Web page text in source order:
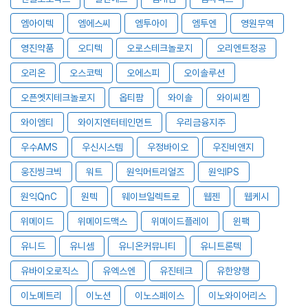
엠아이텍 엠에스씨 엠투아이 엠투엔 영원무역
영진약품 오디텍 오로스테크놀로지 오리엔트정공
오리온 오스코텍 오에스피 오이솔루션
오픈엣지테크놀로지 옵티팜 와이솔 와이씨켐
와이엠티 와이지엔터테인먼트 우리금융지주
우수AMS 우신시스템 우정바이오 우진비앤지
웅진씽크빅 워트 원익머트리얼즈 원익IPS
원익QnC 원텍 웨이브일렉트로 웹젠 웹케시
위메이드 위메이드맥스 위메이드플레이 윈팩
유니드 유니셈 유니온커뮤니티 유니트론텍
유바이오로직스 유엑스엔 유진테크 유한양행
이노메트리 이노션 이노스페이스 이노와이어리스